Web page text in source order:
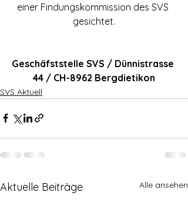
einer Findungskommission des SVS
gesichtet.
Geschäfststelle SVS / Dünnistrasse
44 / CH-8962 Bergdietikon
SVS Aktuell
Aktuelle Beiträge Alle ansehen